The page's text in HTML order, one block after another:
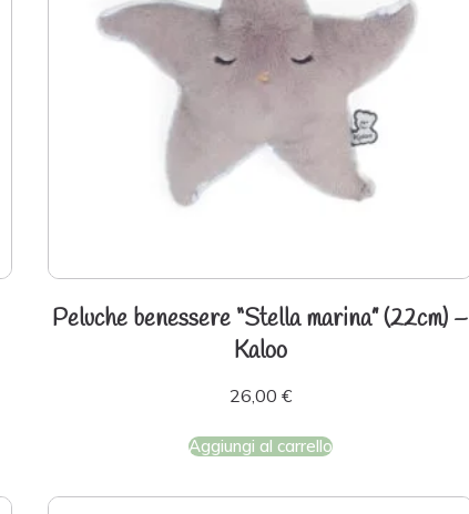
Peluche benessere “Stella marina” (22cm) –
Kaloo
26,00 €
Aggiungi al carrello